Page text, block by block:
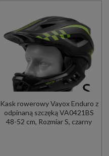
Kask rowerowy Vayox Enduro z
odpinaną szczęką VA0421BS
48-52 cm, Rozmiar S, czarny